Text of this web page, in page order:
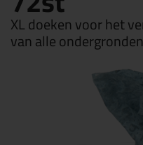
XL doeken voor het
van alle ondergronden